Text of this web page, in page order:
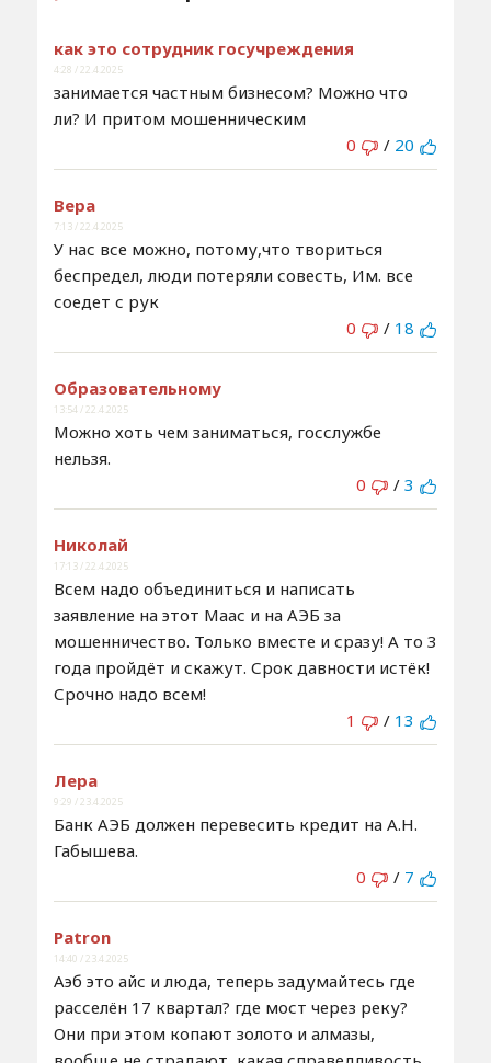
как это сотрудник госучреждения
4:28 / 22.4.2025
занимается частным бизнесом? Можно что
ли? И притом мошенническим
0
/ 20
Вера
7:13 / 22.4.2025
У нас все можно, потому,что твориться
беспредел, люди потеряли совесть, Им. все
соедет с рук
0
/ 18
Образовательному
13:54 / 22.4.2025
Можно хоть чем заниматься, госслужбе
нельзя.
0
/ 3
Николай
17:13 / 22.4.2025
Всем надо объединиться и написать
заявление на этот Маас и на АЭБ за
мошенничество. Только вместе и сразу! А то 3
года пройдёт и скажут. Срок давности истёк!
Срочно надо всем!
1
/ 13
Лера
9:29 / 23.4.2025
Банк АЭБ должен перевесить кредит на А.Н.
Габышева.
0
/ 7
Patron
14:40 / 23.4.2025
Аэб это айс и люда, теперь задумайтесь где
расселён 17 квартал? где мост через реку?
Они при этом копают золото и алмазы,